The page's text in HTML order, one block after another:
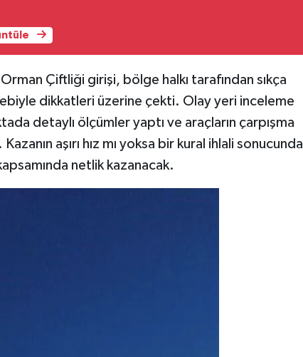
Çiftliği girişi, bölge halkı tarafından sıkça
dikkatleri üzerine çekti. Olay yeri inceleme
detaylı ölçümler yaptı ve araçların çarpışma
aşırı hız mı yoksa bir kural ihlali sonucunda
netlik kazanacak.